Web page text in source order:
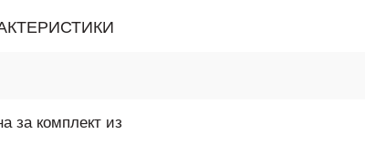
за комплект из